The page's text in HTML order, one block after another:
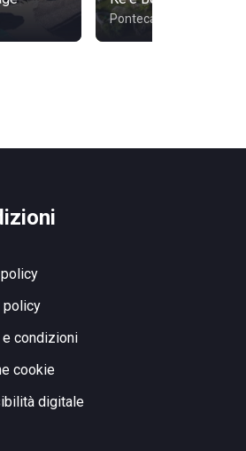
Pontecagnano Faiano
policy
e condizioni
cookie
digitale